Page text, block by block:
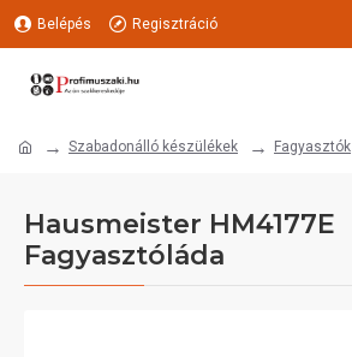
Belépés Regisztráció
Szabadonálló készülékek Fagyasztók
Hausmeister HM4177E
Fagyasztóláda